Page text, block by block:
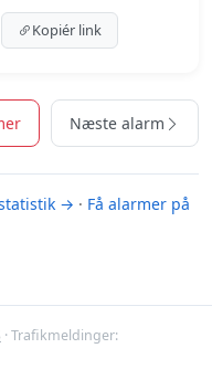
Kopiér link
Næste alarm
→ · Få alarmer på
· Trafikmeldinger: